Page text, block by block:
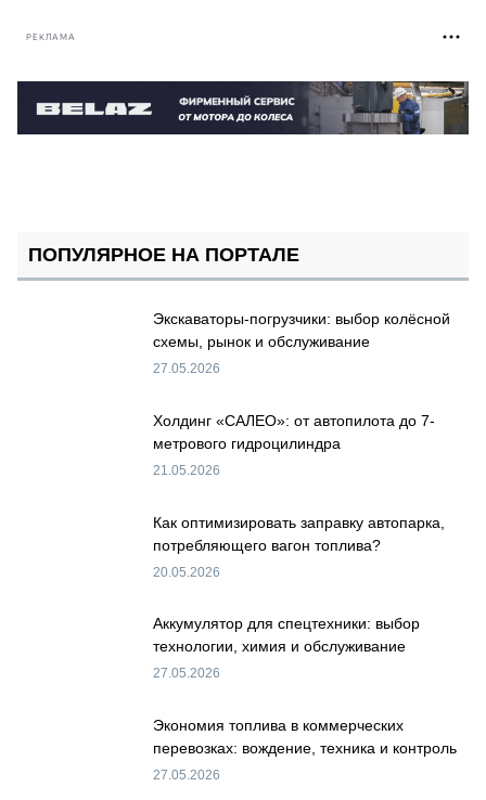
РЕКЛАМА
ПОПУЛЯРНОЕ НА ПОРТАЛЕ
Экскаваторы-погрузчики: выбор колёсной
схемы, рынок и обслуживание
27.05.2026
Холдинг «САЛЕО»: от автопилота до 7-
метрового гидроцилиндра
21.05.2026
Как оптимизировать заправку автопарка,
потребляющего вагон топлива?
20.05.2026
Аккумулятор для спецтехники: выбор
технологии, химия и обслуживание
27.05.2026
Экономия топлива в коммерческих
перевозках: вождение, техника и контроль
27.05.2026